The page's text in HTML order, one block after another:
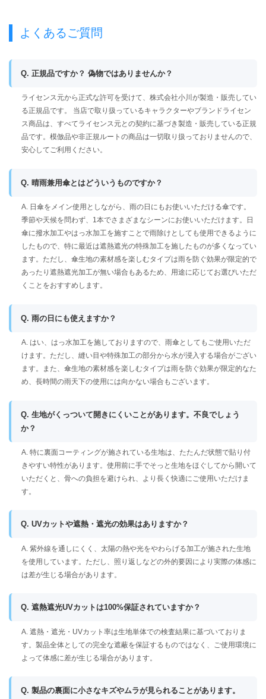
よくあるご質問
Q. 正規品ですか？ 偽物ではありませんか？
ライセンス元から正式な許可を受けて、株式会社小川が製造・販売してい
る正規品です。 当店で取り扱っているキャラクターやブランドライセン
ス商品は、すべてライセンス元との契約に基づき製造・販売している正規
品です。模倣品や非正規ルートの商品は一切取り扱っておりませんので、
安心してご利用ください。
Q. 晴雨兼用傘とはどういうものですか？
A. 日傘をメイン使用としながら、雨の日にもお使いいただける傘です。
季節や天候を問わず、1本でさまざまなシーンにお使いいただけます。日
傘に撥水加工やはっ水加工を施すことで雨除けとしても使用できるように
したもので、特に最近は遮熱遮光の特殊加工を施したものが多くなってい
ます。ただし、傘生地の素材感を楽しむタイプは雨を防ぐ効果が限定的で
あったり遮熱遮光加工が無い場合もあるため、用途に応じてお選びいただ
くことをおすすめします。
Q. 雨の日にも使えますか？
A. はい、はっ水加工を施しておりますので、雨傘としてもご使用いただ
けます。ただし、縫い目や特殊加工の部分から水が浸入する場合がござい
ます。また、傘生地の素材感を楽しむタイプは雨を防ぐ効果が限定的なた
め、長時間の雨天下の使用には向かない場合もございます。
Q. 生地がくっついて開きにくいことがあります。不良でしょう
か？
A. 特に裏面コーティングが施されている生地は、たたんだ状態で貼り付
きやすい特性があります。使用前に手でそっと生地をほぐしてから開いて
いただくと、骨への負担を避けられ、より長く快適にご使用いただけま
す。
Q. UVカットや遮熱・遮光の効果はありますか？
A. 紫外線を通しにくく、太陽の熱や光をやわらげる加工が施された生地
を使用しています。ただし、照り返しなどの外的要因により実際の体感に
は差が生じる場合があります。
Q. 遮熱遮光UVカットは100%保証されていますか？
A. 遮熱・遮光・UVカット率は生地単体での検査結果に基づいておりま
す。製品全体としての完全な遮蔽を保証するものではなく、ご使用環境に
よって体感に差が生じる場合があります。
Q. 製品の裏面に小さなキズやムラが見られることがあります。